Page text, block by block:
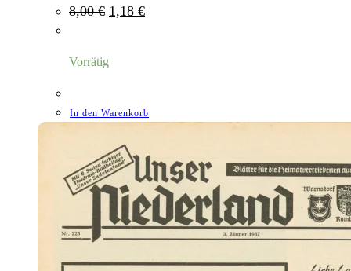
8,00€ Ursprünglicher
Preis
1,18 €Aktueller
Vorrätig
In den Warenkorb